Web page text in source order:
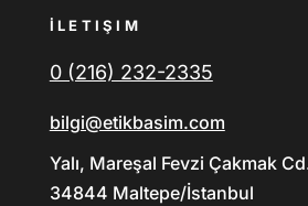
İLETIŞIM
0 (216) 232-2335
bilgi@etikbasim.com
Yalı, Mareşal Fevzi Çakmak
34844 Maltepe/İstanbul